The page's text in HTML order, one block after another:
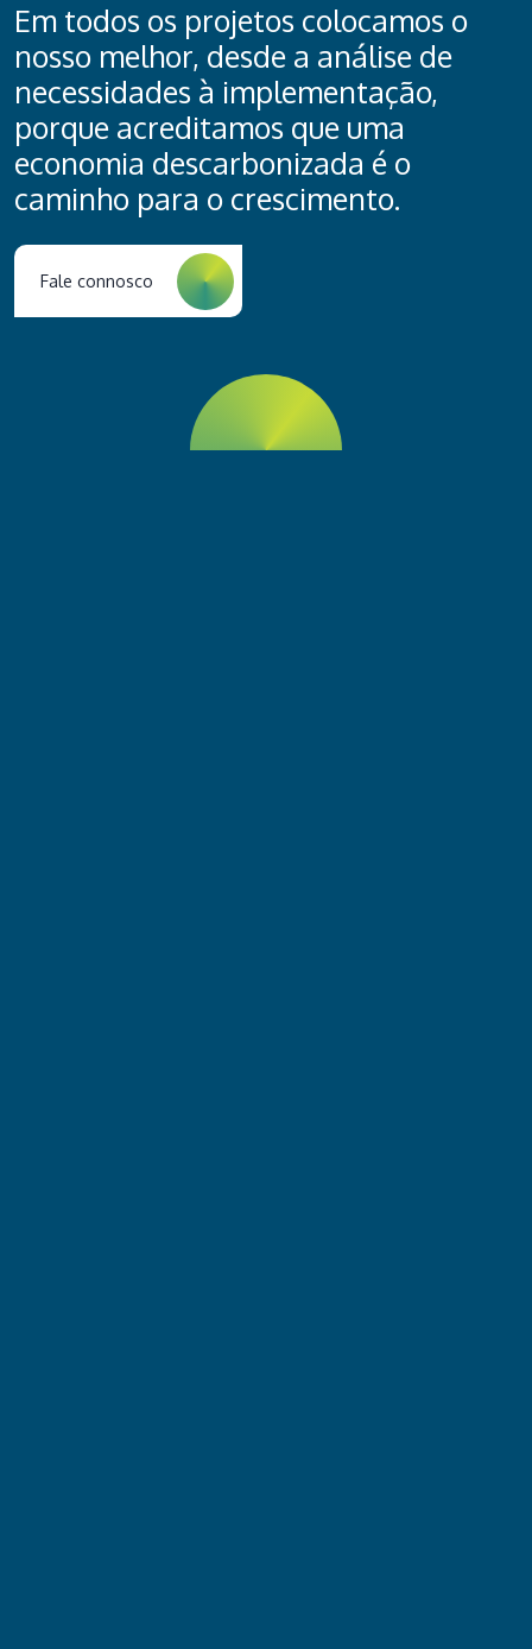
Em todos os projetos colocamos o
nosso melhor, desde a análise de
necessidades à implementação,
porque acreditamos que uma
economia descarbonizada é o
caminho para o crescimento.
Fale connosco